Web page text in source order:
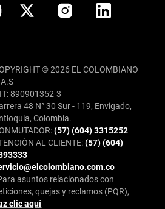
© 2026 EL COLOMBIANO
890901352-3
48 N° 30 Sur - 119, Envigado,
Colombia.
(57) (604) 3315252
AL CLIENTE:(57) (604)
asuntos relacionados con
quejas y reclamos (PQR),
clic aquí